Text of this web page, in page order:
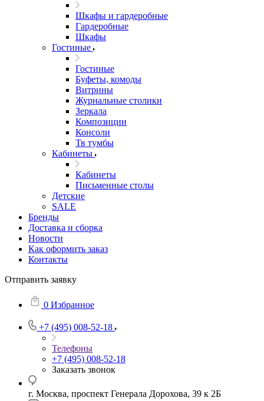
Шкафы и гардеробные
Гардеробные
Шкафы
Гостиные
Гостиные
Буфеты, комоды
Витрины
Журнальные столики
Зеркала
Композиции
Консоли
Тв тумбы
Кабинеты
Кабинеты
Письменные столы
Детские
SALE
Бренды
Доставка и сборка
Новости
Как оформить заказ
Контакты
Отправить заявку
0 Избранное
+7 (495) 008-52-18
Телефоны
+7 (495) 008-52-18
Заказать звонок
г. Москва, проспект Генерала Дорохова, 39 к 2Б